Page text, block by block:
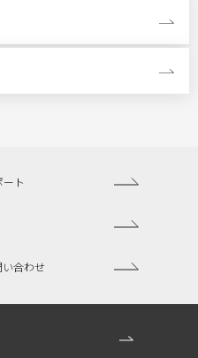
ート
い合わせ